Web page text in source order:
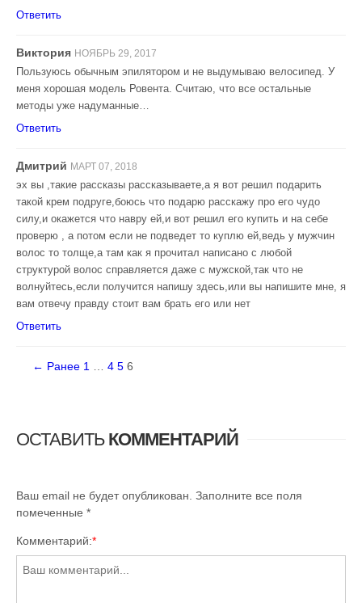
Ответить
Виктория НОЯБРЬ 29, 2017
Пользуюсь обычным эпилятором и не выдумываю велосипед. У
меня хорошая модель Ровента. Считаю, что все остальные
методы уже надуманные…
Ответить
Дмитрий МАРТ 07, 2018
эх вы ,такие рассказы рассказываете,а я вот решил подарить
такой крем подруге,боюсь что подарю расскажу про его чудо
силу,и окажется что навру ей,и вот решил его купить и на себе
проверю , а потом если не подведет то куплю ей,ведь у мужчин
волос то толще,а там как я прочитал написано с любой
структурой волос справляется даже с мужской,так что не
волнуйтесь,если получится напишу здесь,или вы напишите мне, я
вам отвечу правду стоит вам брать его или нет
Ответить
← Ранее 1 4 5 6
ОСТАВИТЬ КОММЕНТАРИЙ
Ваш email не будет опубликован. Заполните все поля
помеченные *
Комментарий:*